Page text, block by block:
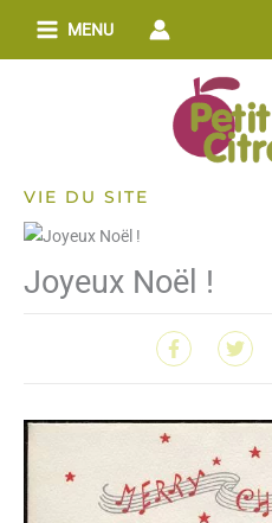
MENU
VIE DU SITE
Joyeux Noël !